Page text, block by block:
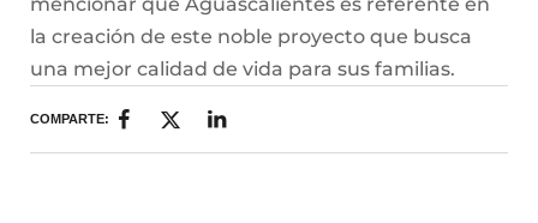
la creación de este noble proyecto que busca
una mejor calidad de vida para sus familias.
COMPARTE: